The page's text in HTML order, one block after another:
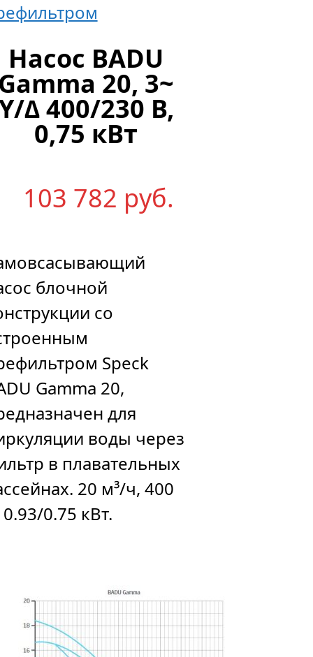
Насос BADU
20, 3~
∆ 400/230 В,
0,75 кВт
103 782 руб.
блочной
со
Speck
Gamma 20,
для
воды через
в плавательных
20 м³/ч, 400
0.75 кВт.